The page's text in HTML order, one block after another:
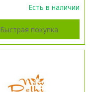
Есть в наличии
Быстрая покупка